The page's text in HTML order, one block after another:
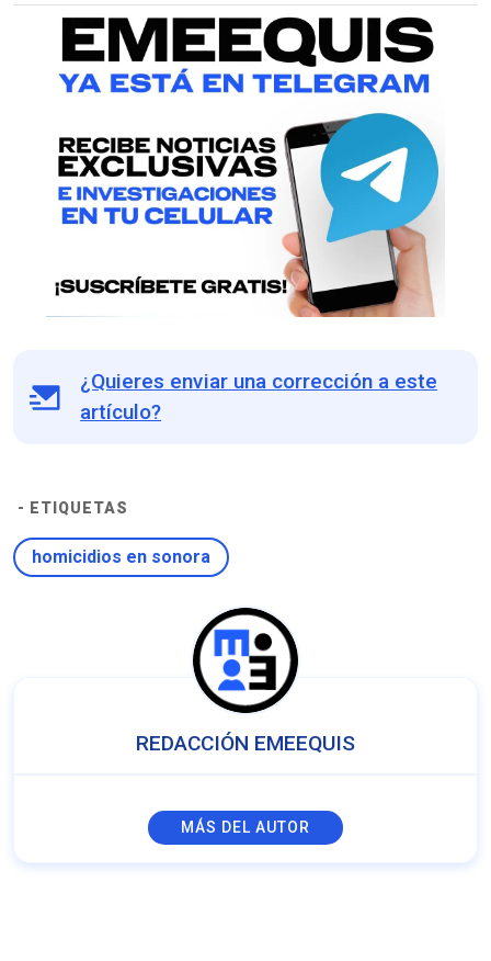
¿Quieres enviar una corrección a este
artículo?
- ETIQUETAS
homicidios en sonora
REDACCIÓN EMEEQUIS
MÁS DEL AUTOR